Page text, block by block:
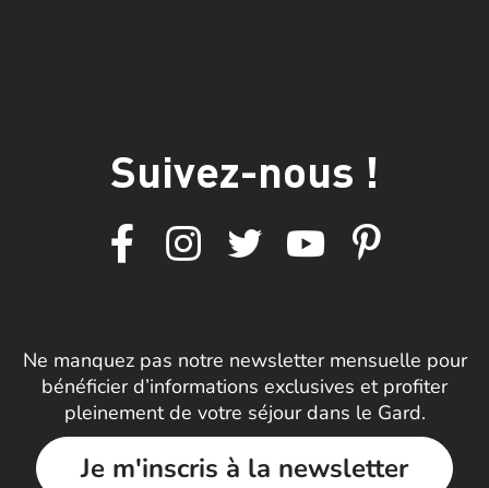
Suivez-nous !
Ne manquez pas notre newsletter mensuelle pour
bénéficier d’informations exclusives et profiter
pleinement de votre séjour dans le Gard.
Je m'inscris à la newsletter